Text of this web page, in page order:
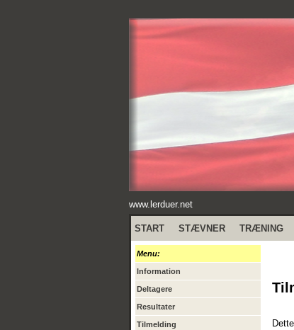
www.lerduer.net
START STÆVNER TRÆNING
Menu:
Information
Deltagere
Resultater
Tilmelding